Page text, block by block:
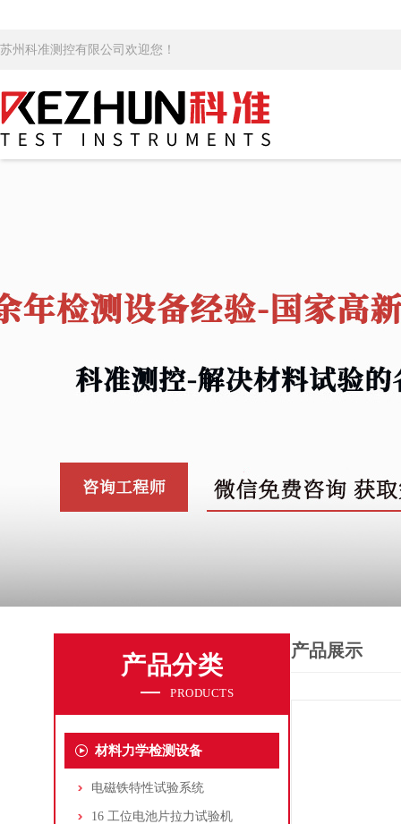
苏州科准测控有限公司欢迎您！
产品分类
PRODUCTS
材料力学检测设备
电磁铁特性试验系统
16 工位电池片拉力试验机
产品展示